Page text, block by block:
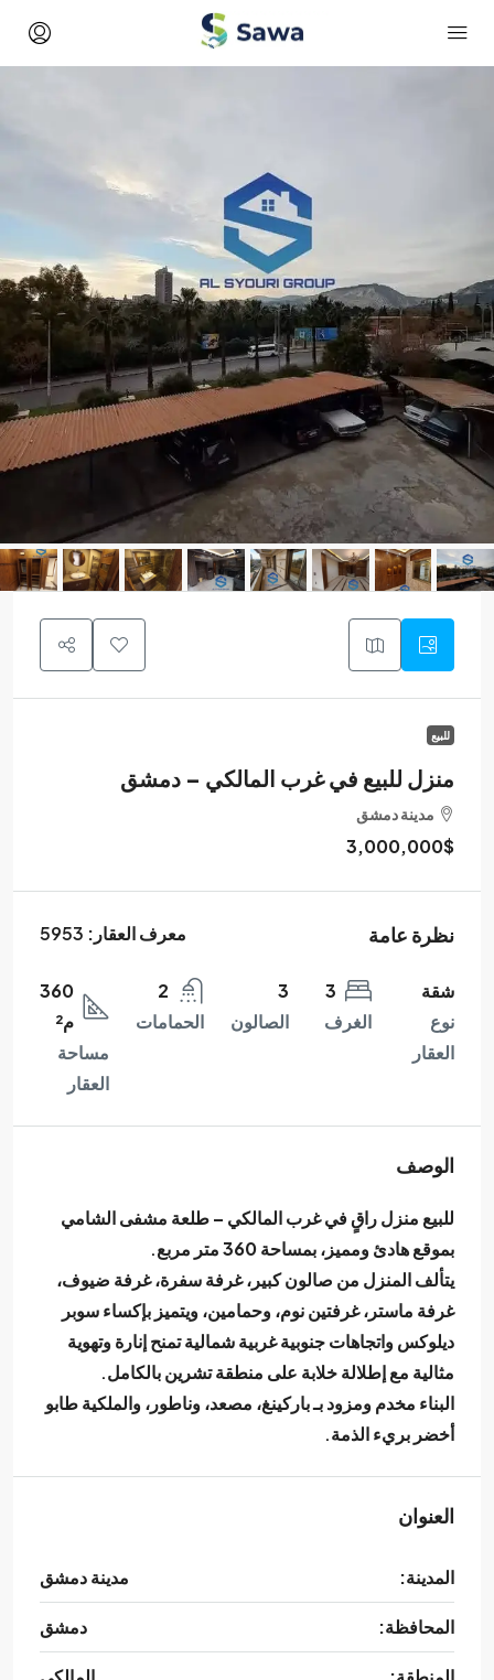
للبيع
منزل للبيع في غرب المالكي – دمشق
مدينة دمشق
3,000,000$
نظرة عامة معرف العقار:
شقة
نوع
العقار
3
الغرف
3
الصالون
2
الحمامات
360
م²
مساحة
العقار
الوصف
للبيع منزل راقٍ فيغرب المالكي – طلعة مشفى الشامي
بموقع هادئ ومميز، بمساحة360 متر مربع
.
يتألف المنزل من صالون كبير، غرفة سفرة، غرفة ضيوف،
غرفة ماستر، غرفتين نوم، وحمامين، ويتميز بإكساءسوبر
ديلوكسواتجاهاتجنوبية غربية شماليةتمنح إنارة وتهوية
مثالية معإطلالة خلابة على منطقة تشرين بالكامل.
البناء مخدم ومزود بـباركينغ، مصعد، وناطور، والملكيةطابو
أخضر بريء الذمة.
العنوان
المدينة: مدينة دمشق
المحافظة: دمشق